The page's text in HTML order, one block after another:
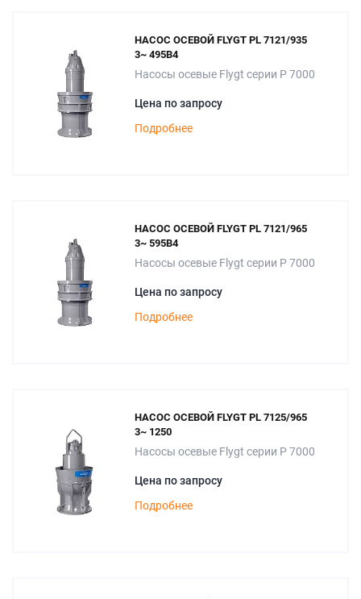
НАСОС ОСЕВОЙ FLYGT PL 7121/935
3~ 495B4
Насосы осевые Flygt серии P 7000
Цена по запросу
Подробнее
НАСОС ОСЕВОЙ FLYGT PL 7121/965
3~ 595B4
Насосы осевые Flygt серии P 7000
Цена по запросу
Подробнее
НАСОС ОСЕВОЙ FLYGT PL 7125/965
3~ 1250
Насосы осевые Flygt серии P 7000
Цена по запросу
Подробнее